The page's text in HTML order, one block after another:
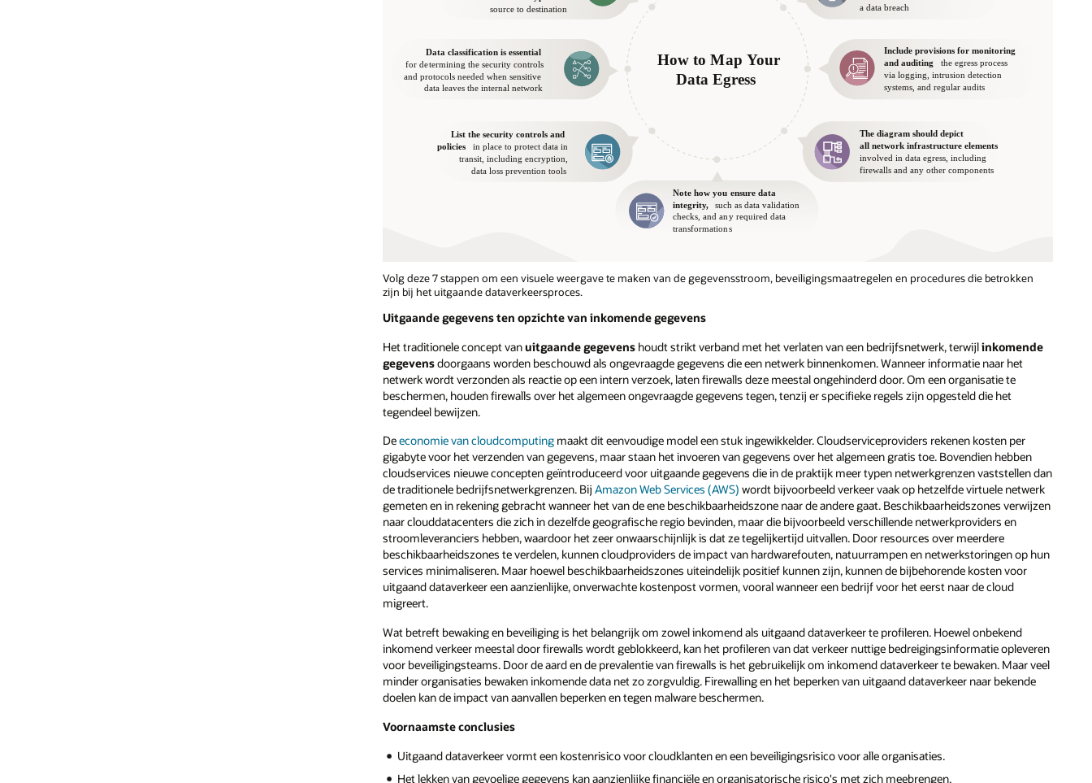
Volg deze 7 stappen om een visuele weergave te maken van de gegevensstroom, beveiligingsmaatregelen en procedures die betrokken
zijn bij het uitgaande dataverkeersproces.
Uitgaande gegevens ten opzichte van inkomende gegevens
Het traditionele concept vanuitgaande gegevens houdt strikt verband met het verlaten van een bedrijfsnetwerk, terwijlinkomende
gegevensdoorgaans worden beschouwd als ongevraagde gegevens die een netwerk binnenkomen. Wanneer informatie naar het
netwerk wordt verzonden als reactie op een intern verzoek, laten firewalls deze meestal ongehinderd door. Om een organisatie te
beschermen, houden firewalls over het algemeen ongevraagde gegevens tegen, tenzij er specifieke regels zijn opgesteld die het
tegendeel bewijzen.
Deeconomie van cloudcomputing maakt dit eenvoudige model een stuk ingewikkelder. Cloudserviceproviders rekenen kosten per
gigabyte voor het verzenden van gegevens, maar staan het invoeren van gegevens over het algemeen gratis toe. Bovendien hebben
cloudservices nieuwe concepten geïntroduceerd voor uitgaande gegevens die in de praktijk meer typen netwerkgrenzen vaststellen dan
de traditionele bedrijfsnetwerkgrenzen. BijAmazon Web Services (AWS) wordt bijvoorbeeld verkeer vaak op hetzelfde virtuele netwerk
gemeten en in rekening gebracht wanneer het van de ene beschikbaarheidszone naar de andere gaat. Beschikbaarheidszones verwijzen
naar clouddatacenters die zich in dezelfde geografische regio bevinden, maar die bijvoorbeeld verschillende netwerkproviders en
stroomleveranciers hebben, waardoor het zeer onwaarschijnlijk is dat ze tegelijkertijd uitvallen. Door resources over meerdere
beschikbaarheidszones te verdelen, kunnen cloudproviders de impact van hardwarefouten, natuurrampen en netwerkstoringen op hun
services minimaliseren. Maar hoewel beschikbaarheidszones uiteindelijk positief kunnen zijn, kunnen de bijbehorende kosten voor
uitgaand dataverkeer een aanzienlijke, onverwachte kostenpost vormen, vooral wanneer een bedrijf voor het eerst naar de cloud
migreert.
Wat betreft bewaking en beveiliging is het belangrijk om zowel inkomend als uitgaand dataverkeer te profileren. Hoewel onbekend
inkomend verkeer meestal door firewalls wordt geblokkeerd, kan het profileren van dat verkeer nuttige bedreigingsinformatie opleveren
voor beveiligingsteams. Door de aard en de prevalentie van firewalls is het gebruikelijk om inkomend dataverkeer te bewaken. Maar veel
minder organisaties bewaken inkomende data net zo zorgvuldig. Firewalling en het beperken van uitgaand dataverkeer naar bekende
doelen kan de impact van aanvallen beperken en tegen malware beschermen.
Voornaamste conclusies
Uitgaand dataverkeer vormt een kostenrisico voor cloudklanten en een beveiligingsrisico voor alle organisaties.
Het lekken van gevoelige gegevens kan aanzienlijke financiële en organisatorische risico's met zich meebrengen.